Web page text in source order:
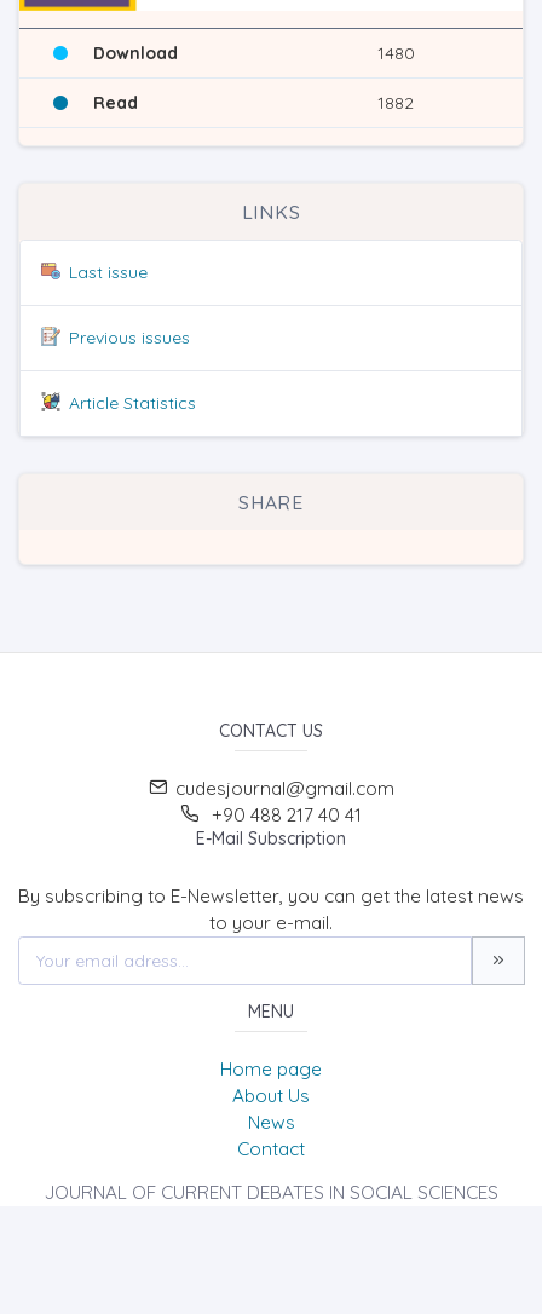
Download 1480
Read 1882
LINKS
Last issue
Previous issues
Article Statistics
SHARE
CONTACT US
cudesjournal@gmail.com
+90 488 217 40 41
E-Mail Subscription
By subscribing to E-Newsletter, you can get the latest news
to your e-mail.
MENU
Home page
About Us
News
Contact
JOURNAL OF CURRENT DEBATES IN SOCIAL SCIENCES